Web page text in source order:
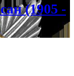
(1905 -